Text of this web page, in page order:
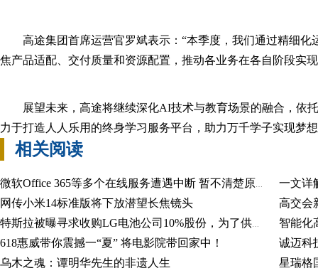
高途集团首席运营官罗斌表示：“本季度，我们通过精细
焦产品适配、交付质量和资源配置，推动各业务在各自阶段实
展望未来，高途将继续深化AI技术与教育场景的融合，依
力于打造人人乐用的终身学习服务平台，助力万千学子实现梦
相关阅读
一文详
网传小米14标准版将下放潜望长焦镜头
智能化
618惠威带你震撼一“夏” 将电影院带回家中！
乌木之魂：谭明华先生的非遗人生
星瑞格